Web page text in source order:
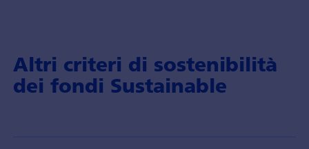
Altri criteri di sostenibilità
dei fondi Sustainable